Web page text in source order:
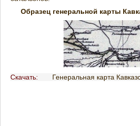
Образец генеральной карты
Скачать: Генеральная карта